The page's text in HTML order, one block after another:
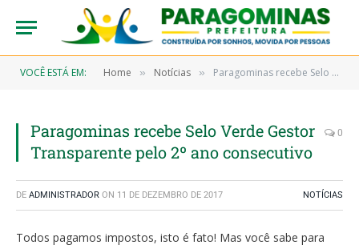
VOCÊ ESTÁ EM: Home » Notícias » Paragominas recebe Selo Verde Gestor Transparente pelo 2º ano consecutivo
Paragominas recebe Selo Verde Gestor
Transparente pelo 2º ano consecutivo
0
DE ADMINISTRADOR ON 11 DE DEZEMBRO DE 2017 NOTÍCIAS
Todos pagamos impostos, isto é fato! Mas você sabe para